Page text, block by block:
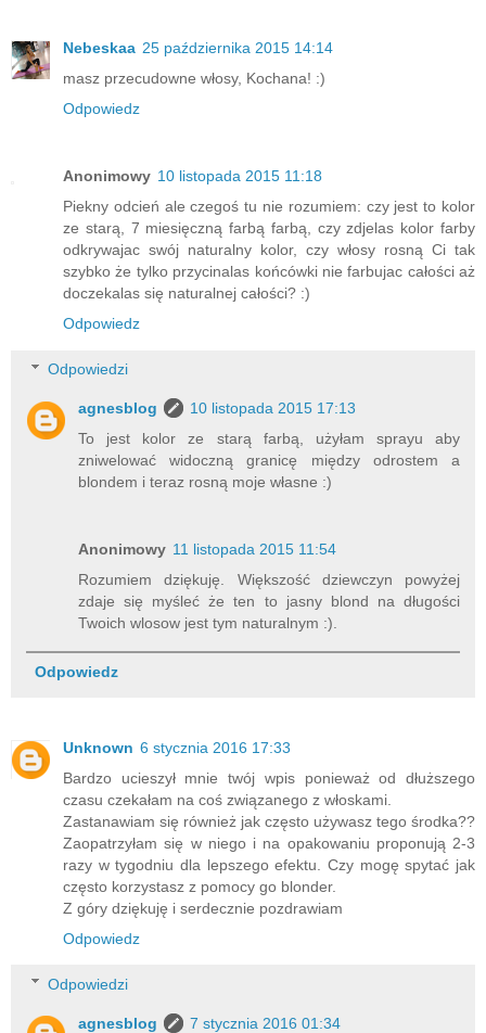
Nebeskaa 25 października 2015 14:14
masz przecudowne włosy, Kochana! :)
Odpowiedz
Anonimowy 10 listopada 2015 11:18
Piekny odcień ale czegoś tu nie rozumiem: czy jest to kolor
ze starą, 7 miesięczną farbą farbą, czy zdjelas kolor farby
odkrywajac swój naturalny kolor, czy włosy rosną Ci tak
szybko że tylko przycinalas końcówki nie farbujac całości aż
doczekalas się naturalnej całości? :)
Odpowiedz
Odpowiedzi
agnesblog
10 listopada 2015 17:13
To jest kolor ze starą farbą, użyłam sprayu aby
zniwelować widoczną granicę między odrostem a
blondem i teraz rosną moje własne :)
Anonimowy 11 listopada 2015 11:54
Rozumiem dziękuję. Większość dziewczyn powyżej
zdaje się myśleć że ten to jasny blond na długości
Twoich wlosow jest tym naturalnym :).
Odpowiedz
Unknown 6 stycznia 2016 17:33
Bardzo ucieszył mnie twój wpis ponieważ od dłuższego
czasu czekałam na coś związanego z włoskami.
Zastanawiam się również jak często używasz tego środka??
Zaopatrzyłam się w niego i na opakowaniu proponują 2-3
razy w tygodniu dla lepszego efektu. Czy mogę spytać jak
często korzystasz z pomocy go blonder.
Z góry dziękuję i serdecznie pozdrawiam
Odpowiedz
Odpowiedzi
agnesblog
7 stycznia 2016 01:34